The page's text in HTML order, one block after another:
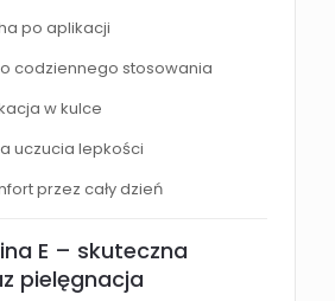
po aplikacji
codziennego stosowania
w kulce
uczucia lepkości
przez cały dzień
E – skuteczna
pielęgnacja